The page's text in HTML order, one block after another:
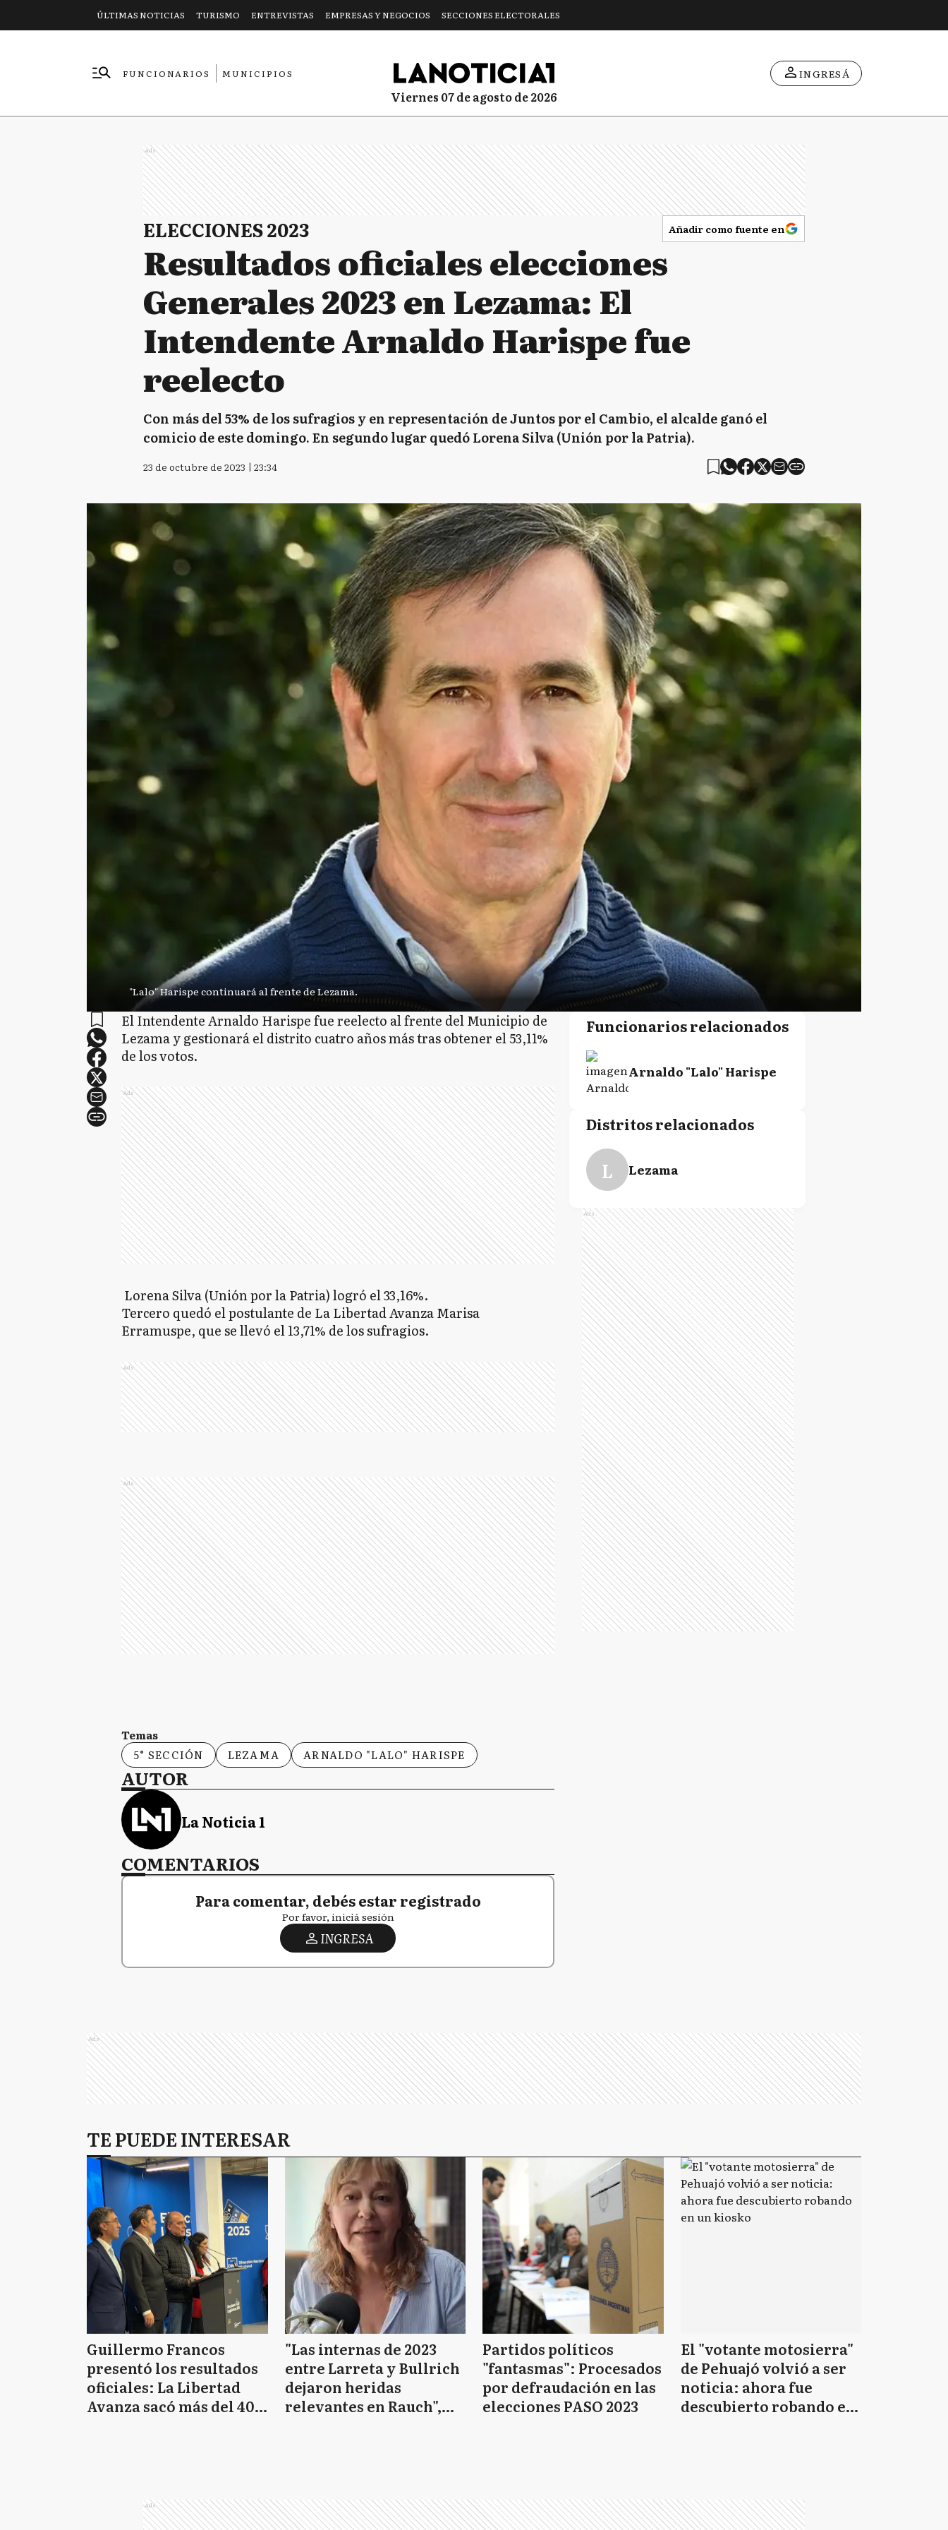
ÚLTIMAS NOTICIAS TURISMO ENTREVISTAS EMPRESAS Y NEGOCIOS SECCIONES ELECTORALES
FUNCIONARIOS
MUNICIPIOS
viernes 07 de agosto de 2026
INGRESÁ
Ads
ELECCIONES 2023 Añadir como fuente en
Resultados oficiales elecciones
Generales 2023 en Lezama: El
Intendente Arnaldo Harispe fue
reelecto
Con más del 53% de los sufragios y en representación de Juntos por el Cambio, el alcalde ganó el
comicio de este domingo. En segundo lugar quedó Lorena Silva (Unión por la Patria).
23 de octubre de 2023 | 23:34
"Lalo" Harispe continuará al frente de Lezama.
El Intendente Arnaldo Harispe fue reelecto al frente del Municipio de
Lezama y gestionará el distrito cuatro años más tras obtener el 53,11%
de los votos.
Ads
Lorena Silva (Unión por la Patria) logró el 33,16%.
Tercero quedó el postulante de La Libertad Avanza Marisa
Erramuspe, que se llevó el 13,71% de los sufragios.
Ads
Ads
Temas
5° SECCIÓN
LEZAMA ARNALDO "LALO" HARISPE
AUTOR
La Noticia 1
COMENTARIOS
Para comentar, debés estar registrado
Por favor, iniciá sesión
INGRESA
Funcionarios relacionados
Arnaldo "Lalo" Harispe
Distritos relacionados
L Lezama
Ads
Ads
TE PUEDE INTERESAR
Guillermo Francos
presentó los resultados
oficiales: La Libertad
Avanza sacó más del 40%
"Las internas de 2023
entre Larreta y Bullrich
dejaron heridas
relevantes en Rauch",
Partidos políticos
"fantasmas": Procesados
por defraudación en las
elecciones PASO 2023
El "votante motosierra"
de Pehuajó volvió a ser
noticia: ahora fue
descubierto robando en
Ads